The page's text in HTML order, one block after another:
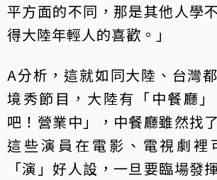
平方面的不同，那是其他人學
得大陸年輕人的喜歡。」
A分析，這就如同大陸、台灣
境秀節目，大陸有「中餐廳
吧！營業中」，中餐廳雖然找
這些演員在電影、電視劇裡
「演」好人設，一旦要臨場發